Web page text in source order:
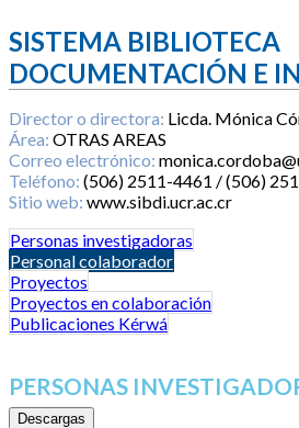
SISTEMA BIBLIOTECA
DOCUMENTACIÓN E
Director o directora: Licda. Mónica
Área: OTRAS AREAS
Correo electrónico:
Teléfono: (506) 2511-4461 / (506)
Sitio web: www.sibdi.ucr.ac.cr
Personas investigadoras
Personal colaborador
Proyectos
Proyectos en colaboración
Publicaciones Kérwá
PERSONAS
Descargas